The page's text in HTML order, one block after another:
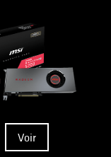
Voir